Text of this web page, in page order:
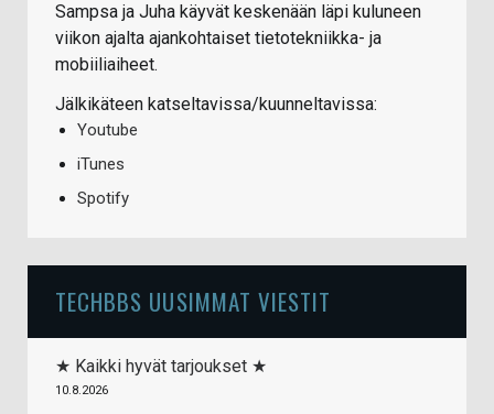
Sampsa ja Juha käyvät keskenään läpi kuluneen
viikon ajalta ajankohtaiset tietotekniikka- ja
mobiiliaiheet.
Jälkikäteen katseltavissa/kuunneltavissa:
Youtube
iTunes
Spotify
TECHBBS UUSIMMAT VIESTIT
★ Kaikki hyvät tarjoukset ★
10.8.2026